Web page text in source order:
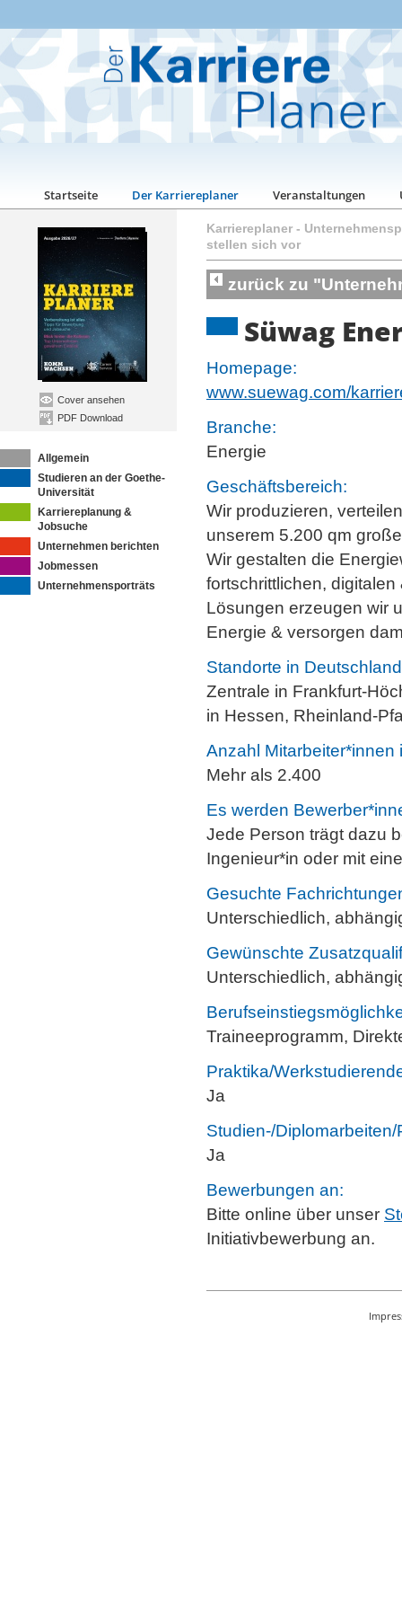
Startseite Der Karriereplaner Veranstaltungen
Cover ansehen
PDF Download
Allgemein
Studieren an der Goethe-
Universität
Karriereplanung &
Jobsuche
Unternehmen berichten
Jobmessen
Unternehmensporträts
Karriereplaner -
stellen sich vor
zurück zu
Süwag
Homepage:
www.suewag.com/
Branche:
Energie
Geschäftsbereich:
Wir produzieren,
unserem 5.200 qm
Wir gestalten die
fortschrittlichen, digitalen
Lösungen erzeugen wir
Energie & versorgen
Standorte in
Zentrale in Frankfurt-
in Hessen, Rheinland-
Anzahl Mitarbeiter*innen
Mehr als 2.400
Es werden
Jede Person trägt dazu
Ingenieur*in oder mit
Gesuchte
Unterschiedlich,
Gewünschte
Unterschiedlich,
Traineeprogramm,
Praktika/
Ja
Studien-/
Ja
Bewerbungen an:
Bitte online über unser
Initiativbewerbung an.